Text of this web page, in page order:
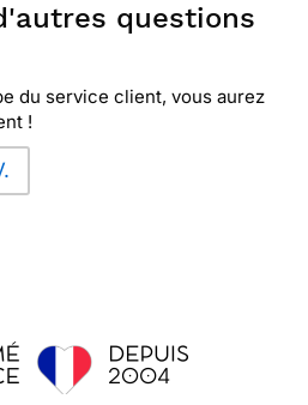
questions
du service client, vous aurez
!